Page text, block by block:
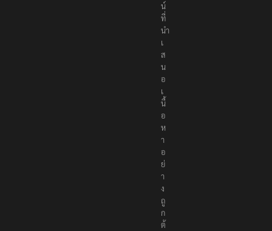
น์
ที่
นำ
เ
ส
น
อ
เ
นื้
อ
ห
า
อ
ย่
า
ง
ถู
ก
ต้